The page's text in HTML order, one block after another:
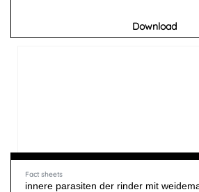
Download
Fact sheets
innere parasiten der rinder mit